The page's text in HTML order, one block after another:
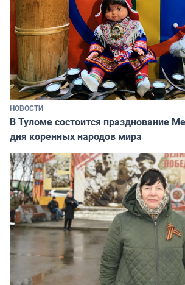
НОВОСТИ
В Туломе состоится празднование
дня коренных народов мира